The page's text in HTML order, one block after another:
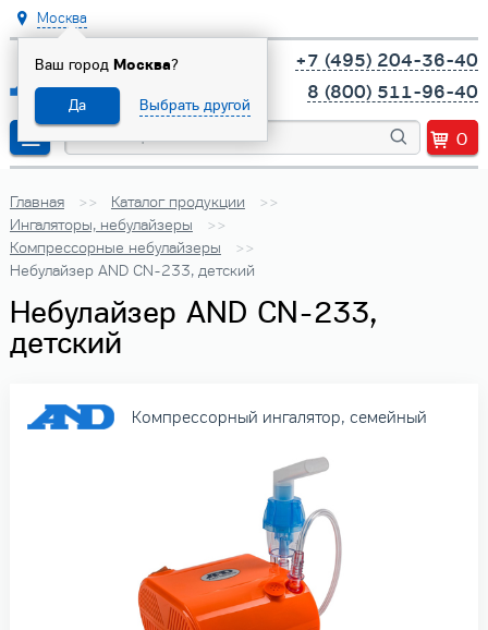
Москва
Ваш город Москва?
Да Выбрать другой
+7 (495) 204-36-40
8 (800) 511-96-40
0
Главная
Каталог продукции
Ингаляторы, небулайзеры
Компрессорные небулайзеры
Небулайзер AND CN-233, детский
Небулайзер AND CN-233,
детский
Компрессорный ингалятор, семейный